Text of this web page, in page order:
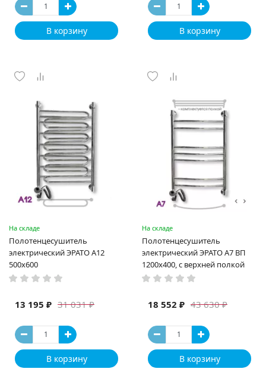
В корзину В корзину
На складе
Полотенцесушитель
электрический ЭРАТО А12
500x600
31 031 ₽
13 195 ₽
В корзину
На складе
Полотенцесушитель
электрический ЭРАТО А7 ВП
1200x400, с верхней полкой
43 630 ₽
18 552 ₽
В корзину